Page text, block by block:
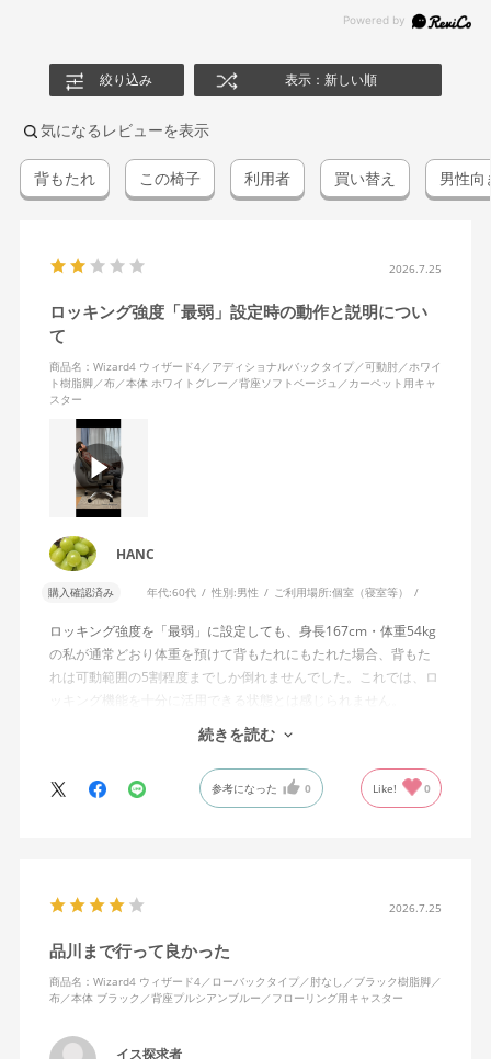
絞り込み 表示：新しい順
気になるレビューを表示
背もたれ この椅子 利用者 買い替え 男性向
2026.7.25
ロッキング強度「最弱」設定時の動作と説明につい
て
商品名：Wizard4 ウィザード4／アディショナルバックタイプ／可動肘／ホワイ
ト樹脂脚／布／本体 ホワイトグレー／背座ソフトベージュ／カーペット用キャ
スター
HANC
購入確認済み 年代:60代 性別:男性 ご利用場所:個室（寝室等）
ロッキング強度を「最弱」に設定しても、身長167cm・体重54kg
の私が通常どおり体重を預けて背もたれにもたれた場合、背もた
れは可動範囲の5割程度までしか倒れませんでした。これでは、ロ
ッキング機能を十分に活用できる状態とは感じられません。
私は勤務先で約11年間、同シリーズのWizard2を使用していま
す。Wizard2にもロッキング強度調整機能が備わっており、最弱に
設定した場合は、通常どおり体重を預けることで背もたれは可動
含めれば私より体重の軽い利用者は数多くいると思われるため、
あれば、ロッキング機能としてどのような使用感を想定している
のか疑問に感じています。
角度でもバランスをとりやすい反力特性に自動調整する機能」と
続きを読む
参考になった 0 Like! 0
2026.7.25
品川まで行って良かった
商品名：Wizard4 ウィザード4／ローバックタイプ／肘なし／ブラック樹脂脚／
布／本体 ブラック／背座プルシアンブルー／フローリング用キャスター
イス探求者